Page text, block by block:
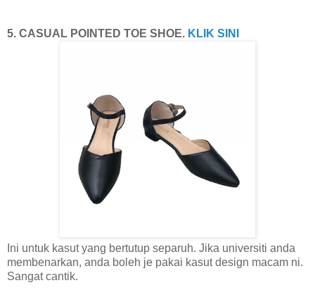
5. CASUAL POINTED TOE SHOE. KLIK SINI
Ini untuk kasut yang bertutup separuh. Jika universiti anda
membenarkan, anda boleh je pakai kasut design macam ni.
Sangat cantik.